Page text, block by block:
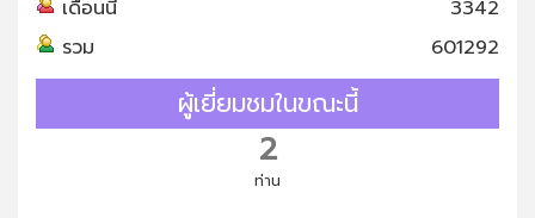
เดือนนี้
3342
รวม
601292
ผู้เยี่ยมชมในขณะนี้
2
ท่าน